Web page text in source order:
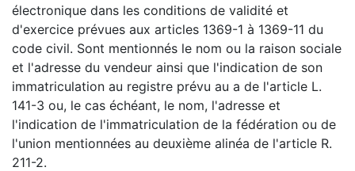
électronique dans les conditions de validité et
d'exercice prévues aux articles 1369-1 à 1369-11 du
code civil. Sont mentionnés le nom ou la raison sociale
et l'adresse du vendeur ainsi que l'indication de son
immatriculation au registre prévu au a de l'article L.
141-3 ou, le cas échéant, le nom, l'adresse et
l'indication de l'immatriculation de la fédération ou de
l'union mentionnées au deuxième alinéa de l'article R.
211-2.